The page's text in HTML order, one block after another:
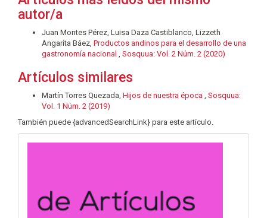
autor/a
Juan Montes Pérez, Luisa Daza Castiblanco, Lizzeth
Angarita Báez, Productos andinos para el desarrollo de una
gastronomía nacional
Sosquua: Vol. 2 Núm. 2 (2020)
Artículos similares
Martín Torres Quezada, Hijos de nuestra época
Sosquua:
Vol. 1 Núm. 2 (2019)
También puede {advancedSearchLink} para este artículo.
convocatoria